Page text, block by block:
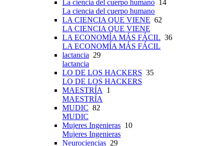
La ciencia del cuerpo humano 14
La ciencia del cuerpo humano
LA CIENCIA QUE VIENE 62
LA CIENCIA QUE VIENE
LA ECONOMÍA MÁS FÁCIL 36
LA ECONOMÍA MÁS FÁCIL
lactancia 29
lactancia
LO DE LOS HACKERS 35
LO DE LOS HACKERS
MAESTRÍA
1
MAESTRÍA
MUDIC 82
MUDIC
Mujeres Ingenieras 10
Mujeres Ingenieras
Neurociencias 29